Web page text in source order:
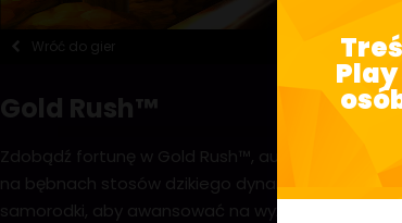
Wróć do gier
Gold Rush™
Zdobądź fortunę w Gold Rush™, automacie
na bębnach stosów dzikiego dynamitu. Podczas
samorodki, aby awansować na wyższy poziom i